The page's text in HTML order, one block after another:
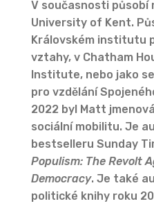
V současnosti působí
University of Kent.
Královském institutu
vztahy, v Chatham
Institute, nebo jako
pro vzdělání
2022 byl Matt
sociální mobilitu. Je
bestselleru Sunday
Populism: The Revolt
Democracy. Je také
politické knihy roku